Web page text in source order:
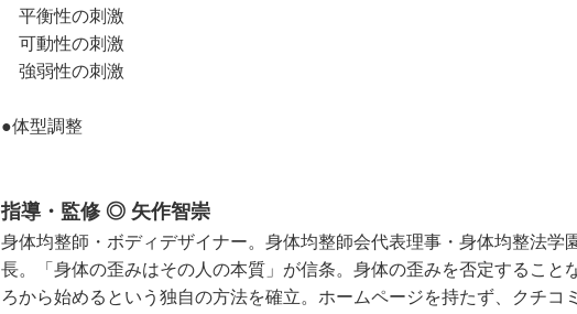
平衡性の刺激
可動性の刺激
強弱性の刺激
●体型調整
指導・監修 ◎ 矢作智崇
身体均整師・ボディデザイナー。身体均整師会代表理事・身体均整法学
長。「身体の歪みはその人の本質」が信条。身体の歪みを否定すること
ろから始めるという独自の方法を確立。ホームページを持たず、クチコ